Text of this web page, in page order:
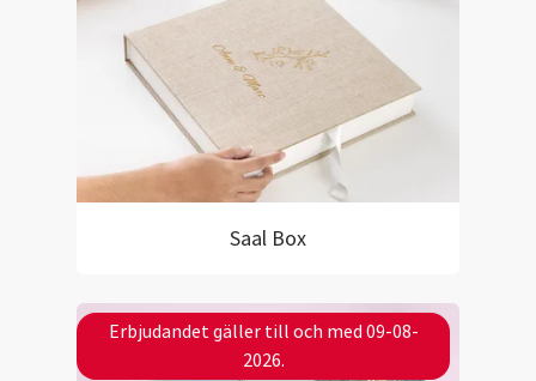
Saal Box
Erbjudandet gäller till och med 09-08-
2026.